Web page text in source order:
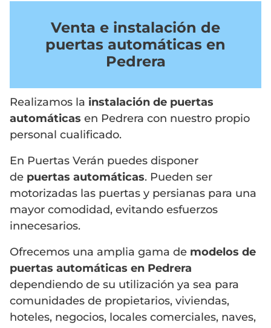
Venta e instalación de
puertas automáticas en
Pedrera
Realizamos la instalación de puertas
automáticas en Pedrera con nuestro propio
personal cualificado.
En Puertas Verán puedes disponer
de puertas automáticas. Pueden ser
motorizadas las puertas y persianas para una
mayor comodidad, evitando esfuerzos
innecesarios.
Ofrecemos una amplia gama de modelos de
puertas automáticas en Pedrera
dependiendo de su utilización ya sea para
comunidades de propietarios, viviendas,
hoteles, negocios, locales comerciales, naves,